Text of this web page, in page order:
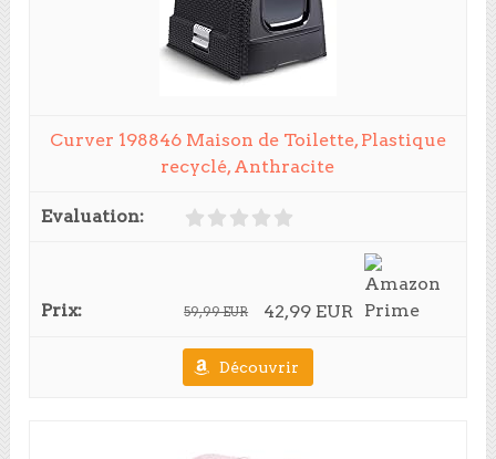
Curver 198846 Maison de Toilette, Plastique
recyclé, Anthracite
59,99 EUR 42,99 EUR
Découvrir